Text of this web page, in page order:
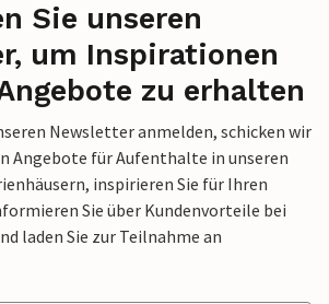
Sie unseren
um Inspirationen
zu erhalten
Newsletter anmelden, schicken wir
Angebote für Aufenthalte in unseren
inspirieren Sie für Ihren
Sie über Kundenvorteile bei
laden Sie zur Teilnahme an